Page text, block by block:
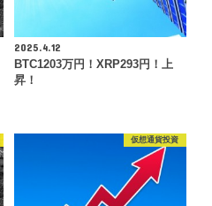
2025.4.12
BTC1203万円！XRP293円！上
昇！
仮想通貨投資